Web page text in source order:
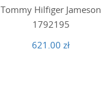
Tommy Hilfiger Jameson
1792195
621.00 zł